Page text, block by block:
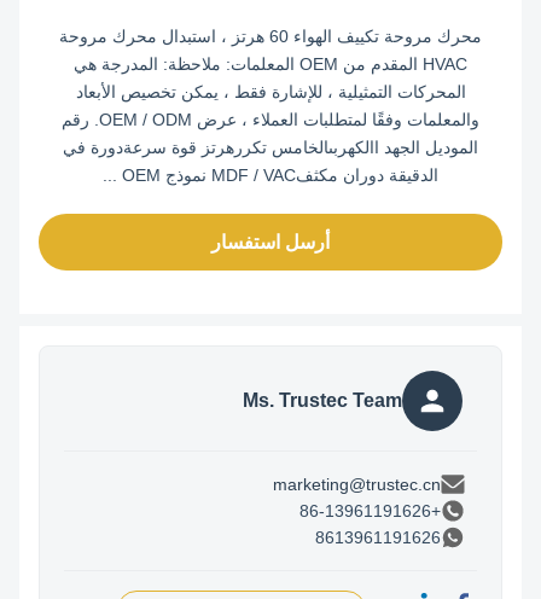
محرك مروحة تكييف الهواء 60 هرتز ، استبدال محرك مروحة
HVAC المقدم من OEM المعلمات: ملاحظة: المدرجة هي
المحركات التمثيلية ، للإشارة فقط ، يمكن تخصيص الأبعاد
والمعلمات وفقًا لمتطلبات العملاء ، عرض OEM / ODM. رقم
الموديل الجهد االكهربىالخامس تكررهرتز قوة سرعةدورة في
الدقيقة دوران مكثفMDF / VAC نموذج OEM ...
أرسل استفسار
Ms. Trustec Team
marketing@trustec.cn
8613961191626